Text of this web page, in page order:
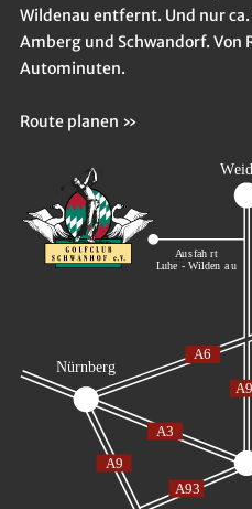
Wildenau entfernt. Und nur
Amberg und Schwandorf. Von
Autominuten.
Route planen »